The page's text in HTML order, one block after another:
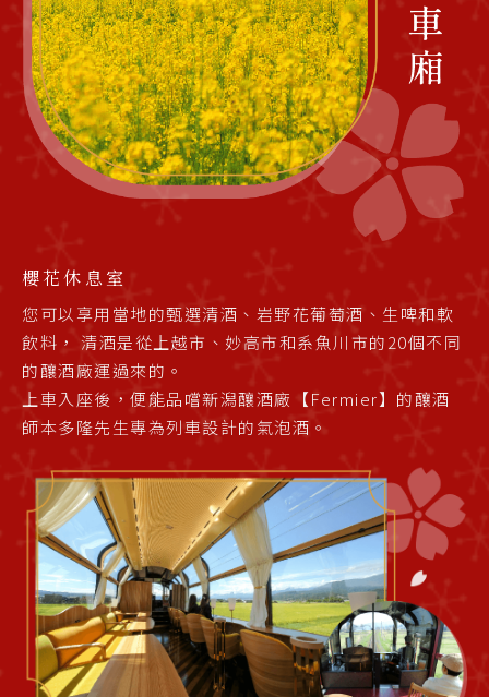
櫻花休息室
您可以享用當地的甄選清酒、岩野花葡萄酒、生啤和軟
飲料， 清酒是從上越市、妙高市和系魚川市的20個不同
的釀酒廠運過來的。
上車入座後，便能品嚐新潟釀酒廠【Fermier】的釀酒
師本多隆先生專為列車設計的氣泡酒。